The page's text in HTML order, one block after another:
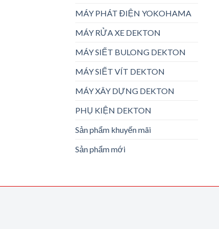
MÁY PHÁT ĐIỆN YOKOHAMA
MÁY RỬA XE DEKTON
MÁY SIẾT BULONG DEKTON
MÁY SIẾT VÍT DEKTON
MÁY XÂY DỰNG DEKTON
PHỤ KIỆN DEKTON
Sản phẩm khuyến mãi
Sản phẩm mới